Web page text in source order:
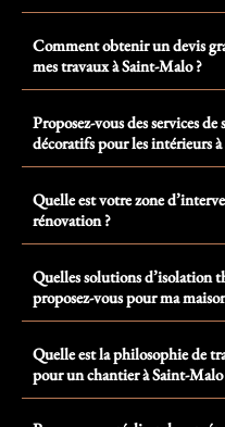
Comment obtenir un devis
mes travaux à Saint-Malo ?
Proposez-vous des services
décoratifs pour les intérieurs
Quelle est votre zone
rénovation ?
Quelles solutions d’isolation
proposez-vous pour ma
Quelle est la philosophie de
pour un chantier à Saint-Malo